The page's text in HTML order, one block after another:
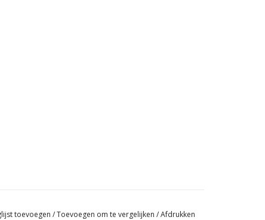
toevoegen /Toevoegen om te vergelijken /Afdrukken